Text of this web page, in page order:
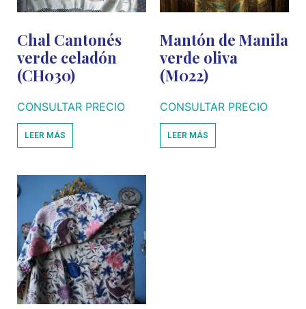
Chal Cantonés
verde celadón
(CH030)
CONSULTAR PRECIO
LEER MÁS
Mantón de Manila
verde oliva
(M022)
CONSULTAR PRECIO
LEER MÁS